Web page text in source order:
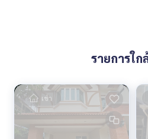
===============
0992478822
Line ID: naris1490
================
รายการใก
เช่า